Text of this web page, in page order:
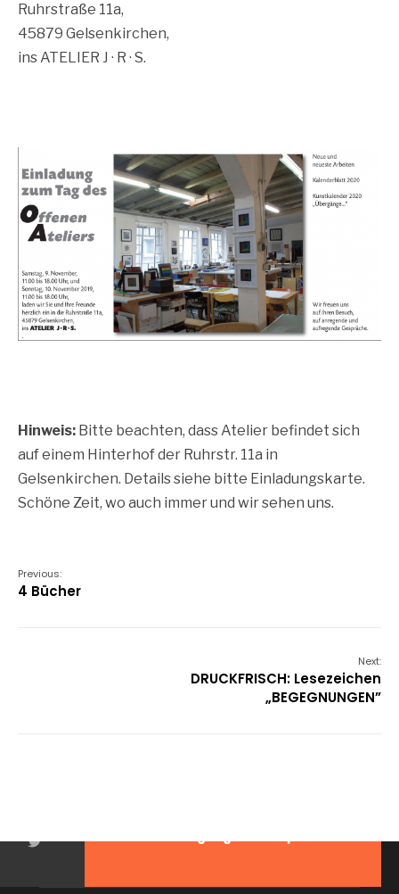
Ruhrstraße 11a,
45879 Gelsenkirchen,
ins ATELIER J · R · S.
Hinweis: Bitte beachten, dass Atelier befindet sich
auf einem Hinterhof der Ruhrstr. 11a in
Gelsenkirchen. Details siehe bitte Einladungskarte.
Schöne Zeit, wo auch immer und wir sehen uns.
Previous:
4 Bücher
Next:
DRUCKFRISCH: Lesezeichen
„BEGEGNUNGEN”